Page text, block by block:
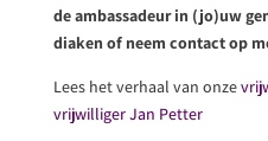
de ambassadeur in (jo)uw
diaken of neem contact op
Lees het verhaal van onze
vrijwilliger Jan Petter